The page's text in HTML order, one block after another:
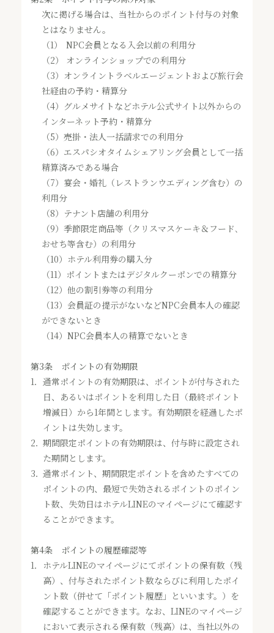
次に掲げる場合は、当社からのポイント付与の対象
とはなりません。
（1）
NPC会員となる入会以前の利用分
（2）
オンラインショップでの利用分
（3）オンライントラベルエージェントおよび旅行会
社経由の予約・精算分
（4）グルメサイトなどホテル公式サイト以外からの
インターネット予約・精算分
（5）売掛・法人一括請求での利用分
（6）エスパシオタイムシェアリング会員として一括
精算済みである場合
（7）宴会・婚礼（レストランウエディング含む）の
利用分
（8）テナント店舗の利用分
（9）季節限定商品等（クリスマスケーキ＆フード､
おせち等含む）の利用分
（10）ホテル利用券の購入分
（11）ポイントまたはデジタルクーポンでの精算分
（12）他の割引券等の利用分
（13）会員証の提示がないなどNPC会員本人の確認
ができないとき
（14）NPC会員本人の精算でないとき
第3条 ポイントの有効期限
1． 通常ポイントの有効期限は、ポイントが付与された
日、あるいはポイントを利用した日（最終ポイント
増減日）から1年間とします。有効期限を経過したポ
イントは失効します。
2．期間限定ポイントの有効期限は、付与時に設定され
た期間とします。
3．通常ポイント、期間限定ポイントを含めたすべての
ポイントの内、最短で失効されるポイントのポイン
ト数、失効日はホテルLINEのマイページにて確認す
ることができます。
第4条 ポイントの履歴確認等
1． ホテルLINEのマイページにてポイントの保有数（残
高）、付与されたポイント数ならびに利用したポイ
ント数（併せて「ポイント履歴」といいます。）を
確認することができます。なお、LINEのマイページ
において表示される保有数（残高）は、当社以外の